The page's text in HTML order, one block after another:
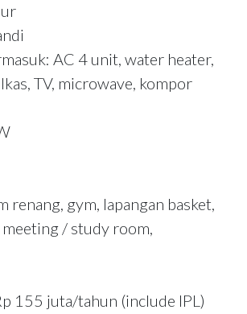
AC 4 unit, water heater,
TV, microwave, kompor
renang, gym, lapangan basket,
/ study room,
155 juta/tahun (include IPL)